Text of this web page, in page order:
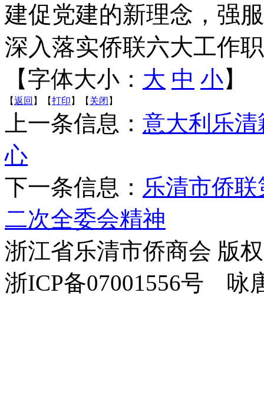
建促党建的新理念，强
深入落实侨联六大工作
【字体大小： 大 中 小】
【返回 】【打印 】【 关闭 】
上一条信息： 意大利乐
心
下一条信息： 乐清市侨
二次全委会精神
浙江省乐清市侨商会 版
浙ICP备07001556号 咏